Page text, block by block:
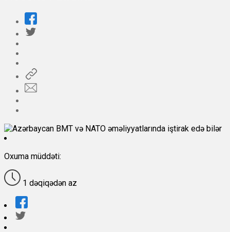
Oxuma müddəti:
1 dəqiqədən az